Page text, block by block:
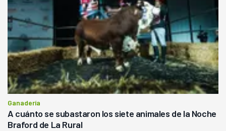
Ganadería
A cuánto se subastaron los siete animales de la Noche
Braford de La Rural